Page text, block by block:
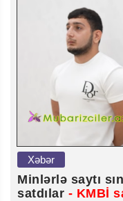
Xəbər
Minlərlə saytı
satdılar - KMBİ